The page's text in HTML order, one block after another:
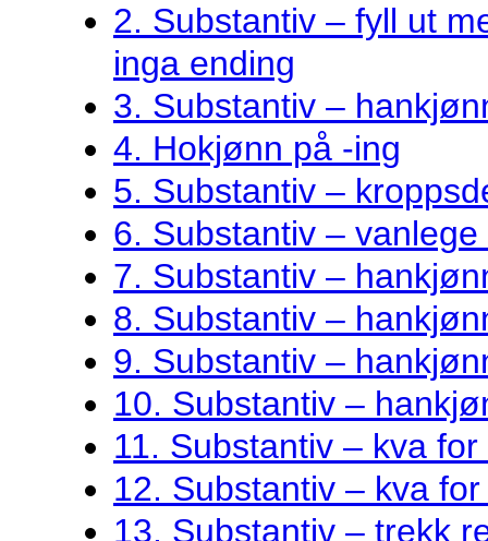
2. Substantiv – fyll ut
inga ending
3. Substantiv –
4. Hokjønn på -ing
5. Substantiv –
6. Substantiv –
7. Substantiv –
8. Substantiv –
9. Substantiv –
10. Substantiv –
11. Substantiv – kva
12. Substantiv – kva
13. Substantiv – trekk